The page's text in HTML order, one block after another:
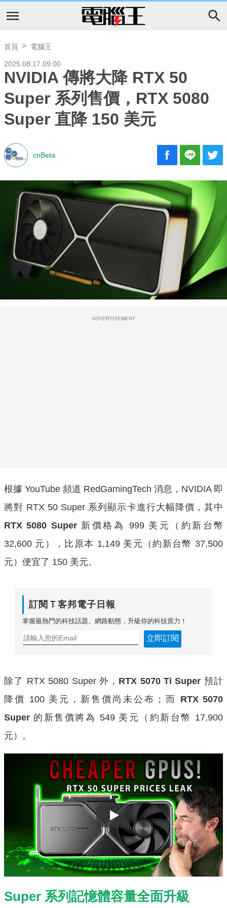
首頁 電腦王
2025.08.17 09:00
NVIDIA 傳將大降 RTX 50
Super 系列售價，RTX 5080
Super 直降 150 美元
cnBeta
ADVERTISEMENT
根據 YouTube 頻道 RedGamingTech 消息，NVIDIA 即
將對 RTX 50 Super 系列顯示卡進行大幅降價，其中
RTX 5080 Super新價格為 999 美元（約新台幣
32,600 元），比原本 1,149 美元（約新台幣 37,500
元）便宜了 150 美元。
訂閱Ｔ客邦電子日報
掌握最熱門的科技話題、網路動態，升級你的科技原力！
立即訂閱
除了 RTX 5080 Super 外， RTX 5070 Ti Super 預計
降價 100 美元，新售價尚未公布；而 RTX 5070
Super 的新售價將為 549 美元（約新台幣 17,900
元）。
Play
Super 系列記憶體容量全面升級